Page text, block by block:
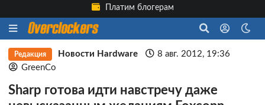
Платим блогерам
Редакция Новости Hardware
8 авг. 2012, 19:36
GreenCo
Sharp готова идти навстречу даже